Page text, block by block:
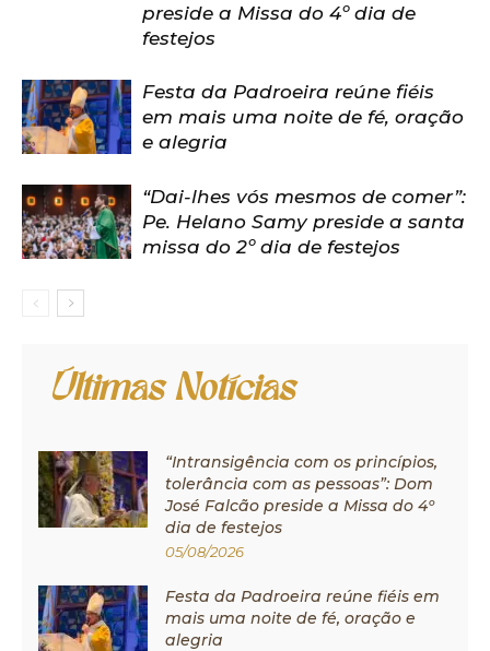
preside a Missa do 4º dia de
festejos
Festa da Padroeira reúne fiéis
em mais uma noite de fé, oração
e alegria
“Dai-lhes vós mesmos de comer”:
Pe. Helano Samy preside a santa
missa do 2º dia de festejos
Últimas Notícias
“Intransigência com os princípios,
tolerância com as pessoas”: Dom
José Falcão preside a Missa do 4º
dia de festejos
05/08/2026
Festa da Padroeira reúne fiéis em
mais uma noite de fé, oração e
alegria